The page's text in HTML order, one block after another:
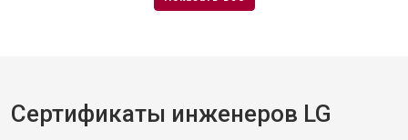
Сертификаты инженеров LG